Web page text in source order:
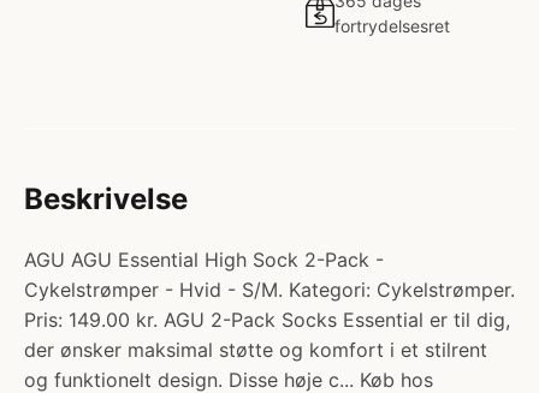
fortrydelsesret
Beskrivelse
AGU AGU Essential High Sock 2-Pack -
Cykelstrømper - Hvid - S/M. Kategori: Cykelstrømper.
Pris: 149.00 kr. AGU 2-Pack Socks Essential er til dig,
der ønsker maksimal støtte og komfort i et stilrent
og funktionelt design. Disse høje c... Køb hos